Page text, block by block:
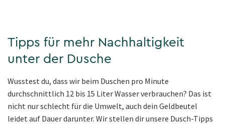
Tipps für mehr Nachhaltigkeit
unter der Dusche
Wusstest du, dass wir beim Duschen pro Minute
durchschnittlich 12 bis 15 Liter Wasser verbrauchen? Das ist
nicht nur schlecht für die Umwelt, auch dein Geldbeutel
leidet auf Dauer darunter. Wir stellen dir unsere Dusch-Tipps